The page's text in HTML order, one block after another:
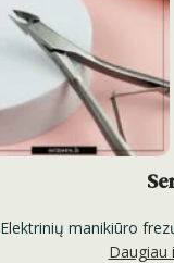
Elektrinių manikiūro
Daugiau